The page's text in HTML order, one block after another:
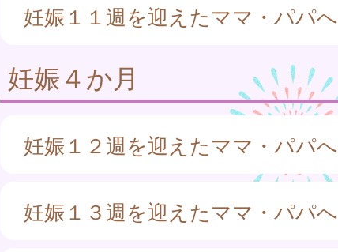
妊娠１１週を迎えたママ・パパへ
妊娠４か月
妊娠１２週を迎えたママ・パパへ
妊娠１３週を迎えたママ・パパへ